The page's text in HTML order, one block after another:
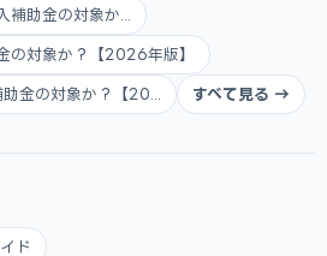
助金の対象か...
対象か？【2026年版】
金の対象か？【20... すべて見る →
ド